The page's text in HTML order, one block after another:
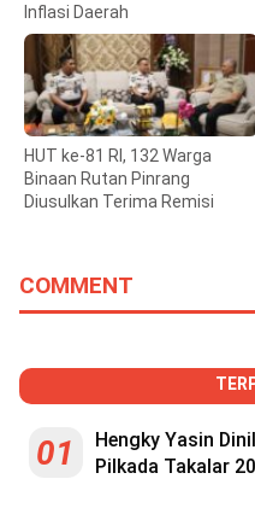
Inflasi Daerah
HUT ke-81 RI, 132 Warga
Binaan Rutan Pinrang
Diusulkan Terima Remisi
COMMENT
01
Hengky Yasin
Pilkada Takalar